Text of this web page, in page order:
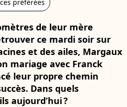
préférées
de leur mère
ce mardi soir sur
et des ailes, Margaux
mariage avec Franck
leur propre chemin
Dans quels
aujourd’hui ?